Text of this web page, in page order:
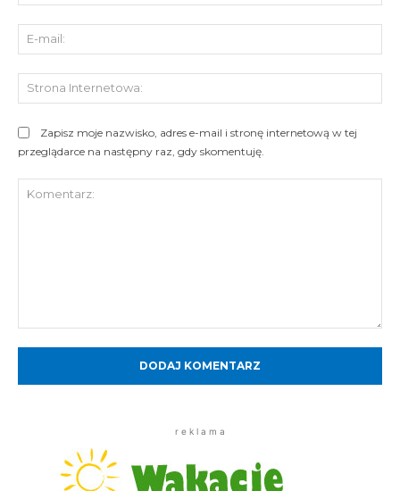
Zapisz moje nazwisko, adres e-mail i stronę internetową w tej
przeglądarce na następny raz, gdy skomentuję.
r e k l a m a